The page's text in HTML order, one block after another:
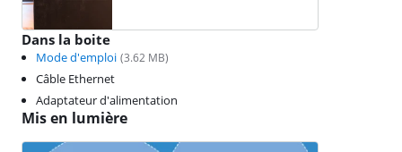
Dans la boite
Mode d'emploi (3.62 MB)
Câble Ethernet
Adaptateur d'alimentation
Mis en lumière